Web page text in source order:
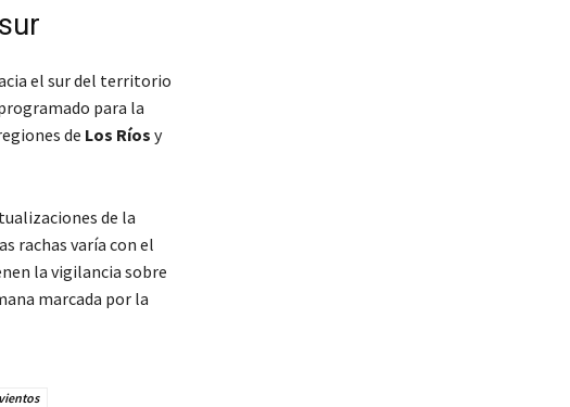
el sur del territorio
para la
de Los Ríos y
de la
rachas varía con el
la vigilancia sobre
marcada por la
vientos